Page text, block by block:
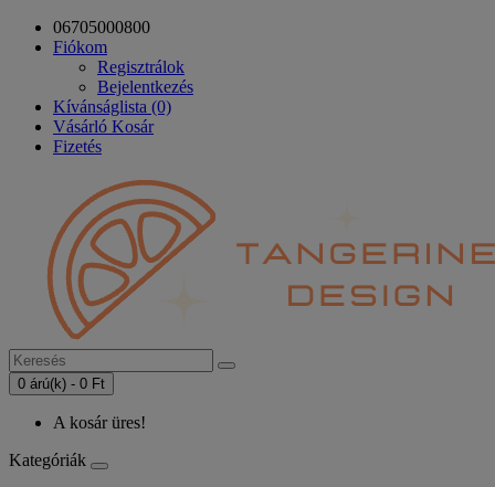
06705000800
Fiókom
Regisztrálok
Bejelentkezés
Kívánságlista (0)
Vásárló Kosár
Fizetés
0 árú(k) - 0 Ft
A kosár üres!
Kategóriák